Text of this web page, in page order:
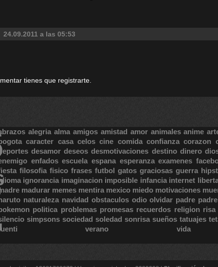
24.09.2011 a las 05:53
tienes que registrarte.
alegria alma amigos amistad amor animales anime
caracter casa celos cine comida confianza corazon
desamor deseos desmotivaciones destino dinero
enfados escuela espana esperanza examenes
filosofia fisico frases futbol gatos graciosas guerra
ignorancia imaginacion imposible infancia internet
madurar memes mentira mexico miedo motivaciones
naturaleza navidad obstaculos odio olvidar padre
politica problemas promesas recuerdos religion risa
simpsons sociedad soledad sonrisa sueños tatuajes
verano vida